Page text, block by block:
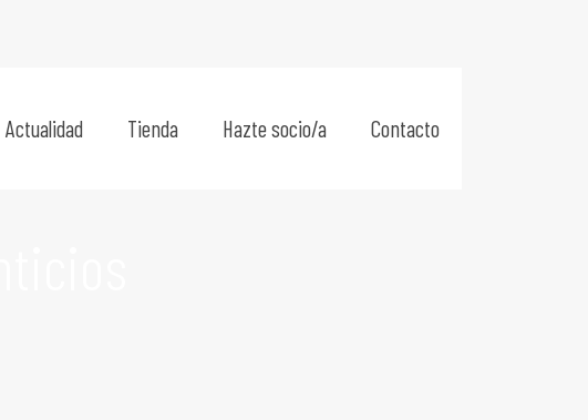
Actualidad Tienda Hazte socio/a Contacto